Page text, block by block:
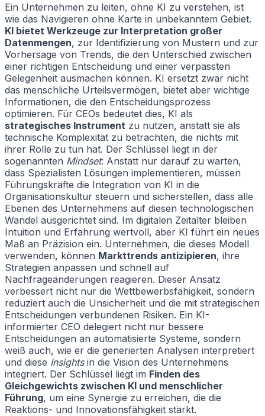
Ein Unternehmen zu leiten, ohne KI zu verstehen, ist
wie das Navigieren ohne Karte in unbekanntem Gebiet.
KI bietet Werkzeuge zur Interpretation großer
Datenmengen, zur Identifizierung von Mustern und zur
Vorhersage von Trends, die den Unterschied zwischen
einer richtigen Entscheidung und einer verpassten
Gelegenheit ausmachen können. KI ersetzt zwar nicht
das menschliche Urteilsvermögen, bietet aber wichtige
Informationen, die den Entscheidungsprozess
optimieren. Für CEOs bedeutet dies, KI als
strategisches Instrument zu nutzen, anstatt sie als
technische Komplexität zu betrachten, die nichts mit
ihrer Rolle zu tun hat. Der Schlüssel liegt in der
sogenannten Mindset: Anstatt nur darauf zu warten,
dass Spezialisten Lösungen implementieren, müssen
Führungskräfte die Integration von KI in die
Organisationskultur steuern und sicherstellen, dass alle
Ebenen des Unternehmens auf diesen technologischen
Wandel ausgerichtet sind. Im digitalen Zeitalter bleiben
Intuition und Erfahrung wertvoll, aber KI führt ein neues
Maß an Präzision ein. Unternehmen, die dieses Modell
verwenden, können Markttrends antizipieren, ihre
Strategien anpassen und schnell auf
Nachfrageänderungen reagieren. Dieser Ansatz
verbessert nicht nur die Wettbewerbsfähigkeit, sondern
reduziert auch die Unsicherheit und die mit strategischen
Entscheidungen verbundenen Risiken. Ein KI-
informierter CEO delegiert nicht nur bessere
Entscheidungen an automatisierte Systeme, sondern
weiß auch, wie er die generierten Analysen interpretiert
und diese Insightsin die Vision des Unternehmens
integriert. Der Schlüssel liegt im Finden des
Gleichgewichts zwischen KI und menschlicher
Führung, um eine Synergie zu erreichen, die die
Reaktions- und Innovationsfähigkeit stärkt.